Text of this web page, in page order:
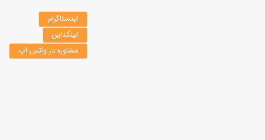
اینستاگرام
لینکداین
مشاوره در واتس آپ